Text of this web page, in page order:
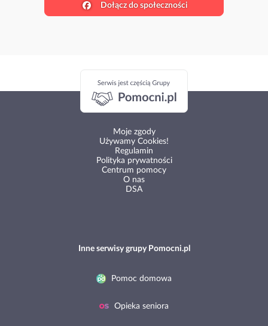
Dołącz do społeczności
Moje zgody
Używamy Cookies!
Regulamin
Polityka prywatności
Centrum pomocy
O nas
DSA
Inne serwisy grupy Pomocni.pl
Pomoc domowa
Opieka seniora